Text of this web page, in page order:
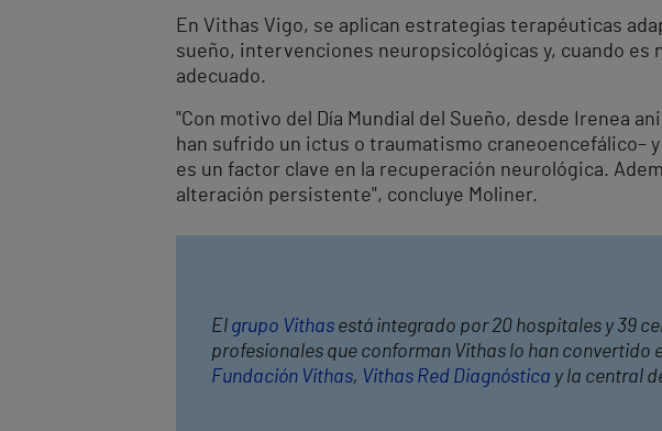
En Vithas Vigo, se aplican estrategias terapéuticas
sueño, intervenciones neuropsicológicas y, cuando
adecuado.
"Con motivo del Día Mundial del Sueño, desde Irenea
han sufrido un ictus o traumatismo craneoencefálico–
es un factor clave en la recuperación neurológica.
alteración persistente", concluye Moliner.
El grupo Vithas está integrado por 20 hospitales y 39
profesionales que conforman Vithas lo han convertido
Fundación Vithas, Vithas Red Diagnóstica y la central